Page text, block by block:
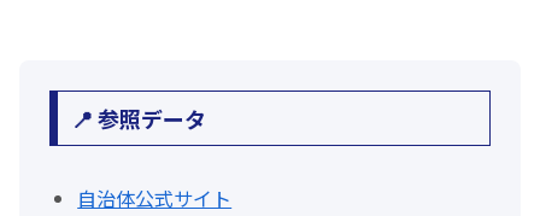
📍 参照データ
自治体公式サイト